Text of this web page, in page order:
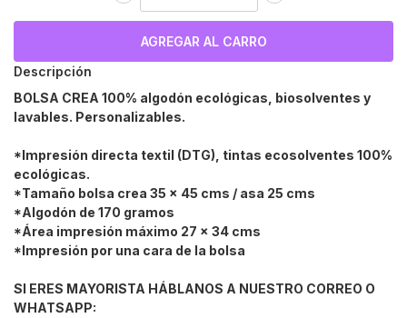
Descripción
BOLSA CREA 100% algodón ecológicas, biosolventes y
lavables. Personalizables.
*Impresión directa textil (DTG), tintas ecosolventes 100%
ecológicas.
*Tamaño bolsa crea 35 x 45 cms / asa 25 cms
*Algodón de 170 gramos
*Área impresión máximo 27 x 34 cms
*Impresión por una cara de la bolsa
SI ERES MAYORISTA HÁBLANOS A NUESTRO CORREO O
WHATSAPP: